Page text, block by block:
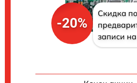
-20%
Скидка по
записи